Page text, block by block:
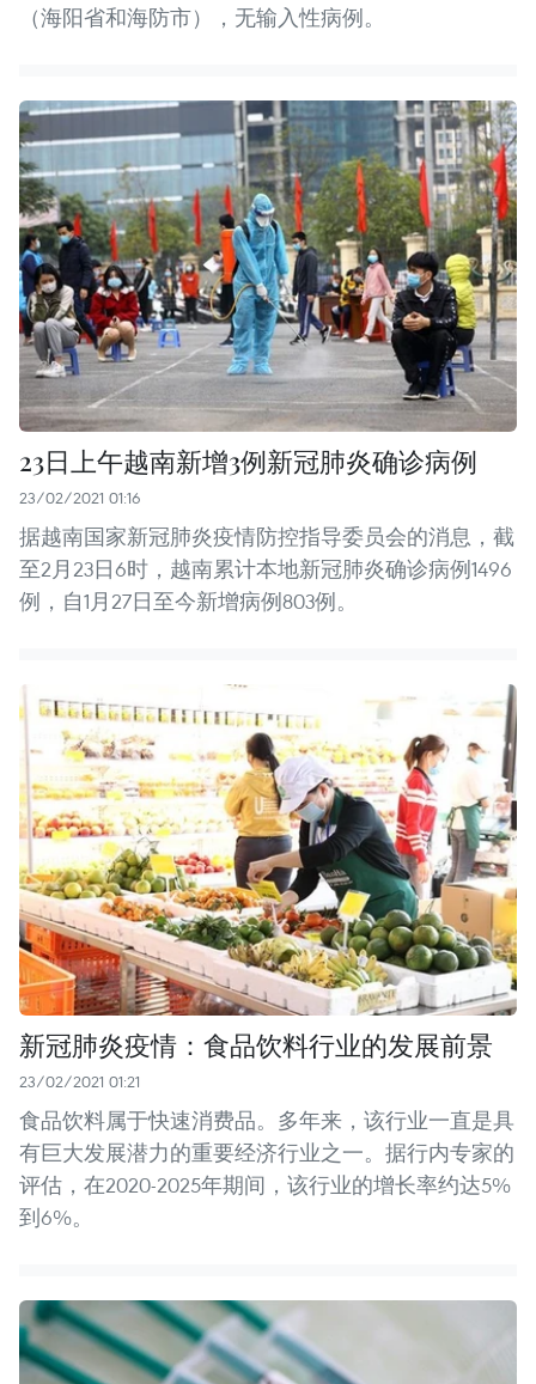
（海阳省和海防市），无输入性病例。
23日上午越南新增3例新冠肺炎确诊病例
23/02/2021 01:16
据越南国家新冠肺炎疫情防控指导委员会的消息，截
至2月23日6时，越南累计本地新冠肺炎确诊病例1496
例，自1月27日至今新增病例803例。
新冠肺炎疫情：食品饮料行业的发展前景
23/02/2021 01:21
食品饮料属于快速消费品。多年来，该行业一直是具
有巨大发展潜力的重要经济行业之一。据行内专家的
评估，在2020-2025年期间，该行业的增长率约达5%
到6%。